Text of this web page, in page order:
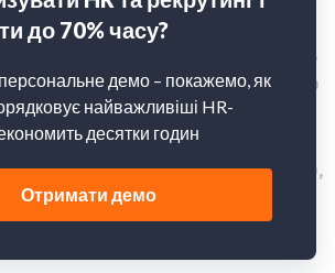
перевірити, чи не створює
необґрунтованої різниці в
які виконують однакову або
Підвищення має спиратися
зміну ролі, рівень
результати, ринкову корекцію,
або критичність